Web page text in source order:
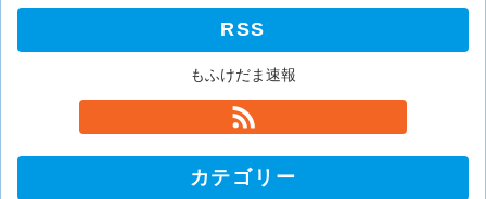
RSS
もふけだま速報
カテゴリー